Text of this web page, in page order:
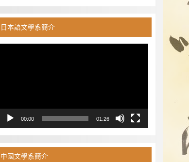
日本語文學系簡介
00:00 01:26
中國文學系簡介